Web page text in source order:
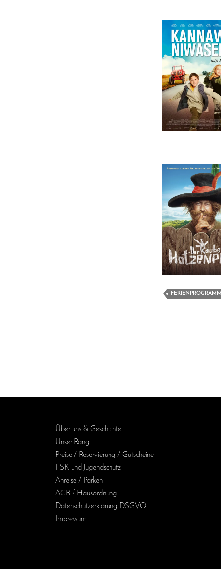
FERIENPROGRAMM
Über uns & Geschichte
Unser Rang
Preise / Reservierung / Gutscheine
FSK und Jugendschutz
Anreise / Parken
AGB / Haus­ordnung
Daten­schutz­erklärung DSGVO
Impressum